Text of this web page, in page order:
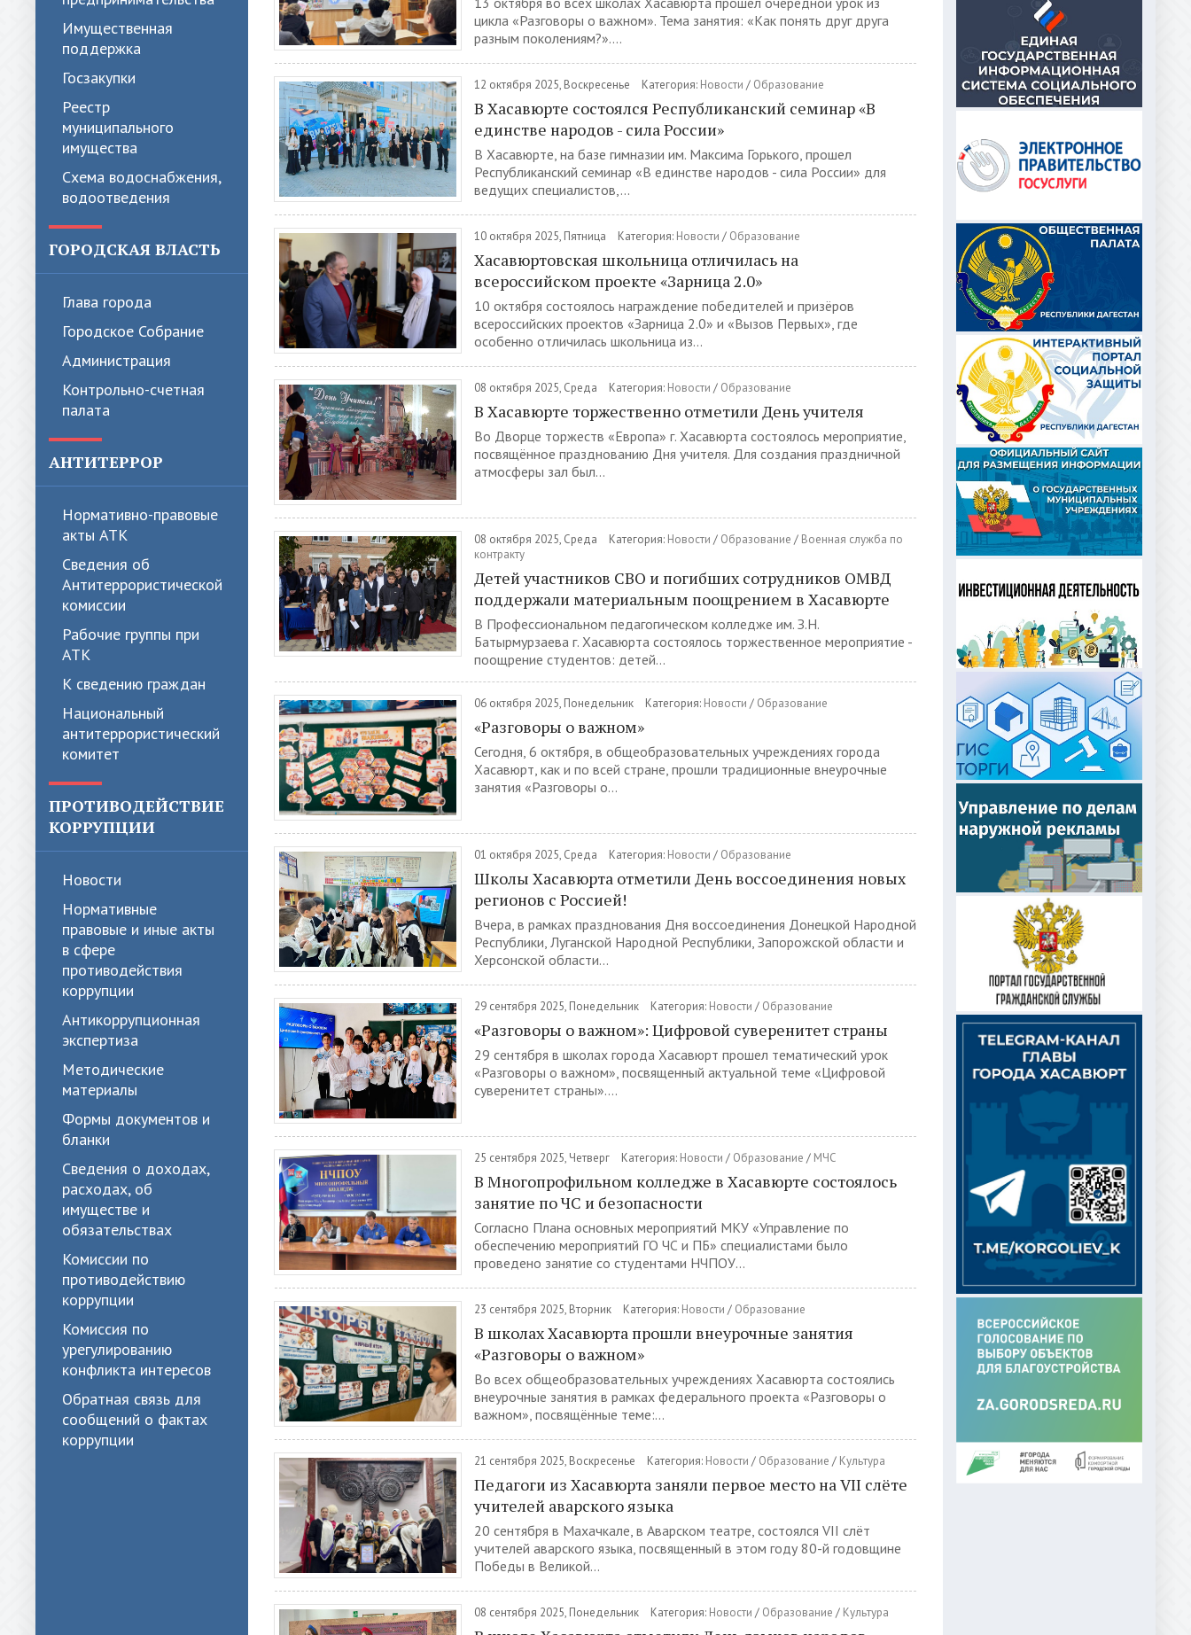
Имущественная
поддержка
Госзакупки
Реестр
муниципального
имущества
Схема водоснабжения,
водоотведения
ГОРОДСКАЯ ВЛАСТЬ
Глава города
Городское Собрание
Администрация
Контрольно-счетная
палата
АНТИТЕРРОР
Нормативно-правовые
акты АТК
Сведения об
Антитеррористической
комиссии
Рабочие группы при
АТК
К сведению граждан
Национальный
антитеррористический
комитет
ПРОТИВОДЕЙСТВИЕ
КОРРУПЦИИ
Новости
Нормативные
правовые и иные акты
в сфере
противодействия
коррупции
Антикоррупционная
экспертиза
Методические
материалы
Формы документов и
бланки
Сведения о доходах,
расходах, об
имуществе и
обязательствах
Комиссии по
противодействию
коррупции
Комиссия по
урегулированию
конфликта интересов
Обратная связь для
сообщений о фактах
коррупции
цикла «Разговоры о важном». Тема занятия: «Как понять друг друга
разным поколениям?»....
12 октября 2025, Воскресенье Категория: Новости / Образование
В Хасавюрте состоялся Республиканский семинар «В
единстве народов - сила России»
В Хасавюрте, на базе гимназии им. Максима Горького, прошел
Республиканский семинар «В единстве народов - сила России» для
ведущих специалистов,...
10 октября 2025, Пятница Категория: Новости / Образование
Хасавюртовская школьница отличилась на
всероссийском проекте «Зарница 2.0»
10 октября состоялось награждение победителей и призёров
всероссийских проектов «Зарница 2.0» и «Вызов Первых», где
особенно отличилась школьница из...
08 октября 2025, Среда Категория: Новости / Образование
В Хасавюрте торжественно отметили День учителя
Во Дворце торжеств «Европа» г. Хасавюрта состоялось мероприятие,
посвящённое празднованию Дня учителя. Для создания праздничной
атмосферы зал был...
08 октября 2025, Среда Категория: Новости / Образование / Военная служба по
контракту
Детей участников СВО и погибших сотрудников ОМВД
поддержали материальным поощрением в Хасавюрте
В Профессиональном педагогическом колледже им. З.Н.
Батырмурзаева г. Хасавюрта состоялось торжественное мероприятие -
поощрение студентов: детей...
06 октября 2025, Понедельник Категория: Новости / Образование
«Разговоры о важном»
Сегодня, 6 октября, в общеобразовательных учреждениях города
Хасавюрт, как и по всей стране, прошли традиционные внеурочные
занятия «Разговоры о...
01 октября 2025, Среда Категория: Новости / Образование
Школы Хасавюрта отметили День воссоединения новых
регионов с Россией!
Вчера, в рамках празднования Дня воссоединения Донецкой Народной
Республики, Луганской Народной Республики, Запорожской области и
Херсонской области...
29 сентября 2025, Понедельник Категория: Новости / Образование
«Разговоры о важном»: Цифровой суверенитет страны
29 сентября в школах города Хасавюрт прошел тематический урок
«Разговоры о важном», посвященный актуальной теме «Цифровой
суверенитет страны»....
25 сентября 2025, Четверг Категория: Новости / Образование / МЧС
В Многопрофильном колледже в Хасавюрте состоялось
занятие по ЧС и безопасности
Согласно Плана основных мероприятий МКУ «Управление по
обеспечению мероприятий ГО ЧС и ПБ» специалистами было
проведено занятие со студентами НЧПОУ...
23 сентября 2025, Вторник Категория: Новости / Образование
В школах Хасавюрта прошли внеурочные занятия
«Разговоры о важном»
Во всех общеобразовательных учреждениях Хасавюрта состоялись
внеурочные занятия в рамках федерального проекта «Разговоры о
важном», посвящённые теме:...
21 сентября 2025, Воскресенье Категория: Новости / Образование / Культура
Педагоги из Хасавюрта заняли первое место на VII слёте
учителей аварского языка
20 сентября в Махачкале, в Аварском театре, состоялся VII слёт
учителей аварского языка, посвященный в этом году 80-й годовщине
Победы в Великой...
08 сентября 2025, Понедельник Категория: Новости / Образование / Культура